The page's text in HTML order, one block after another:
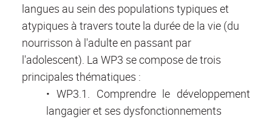
langues au sein des populations typiques et
atypiques à travers toute la durée de la vie (du
nourrisson à l'adulte en passant par
l'adolescent). La WP3 se compose de trois
principales thématiques :
• WP3.1. Comprendre le développement
langagier et ses dysfonctionnements